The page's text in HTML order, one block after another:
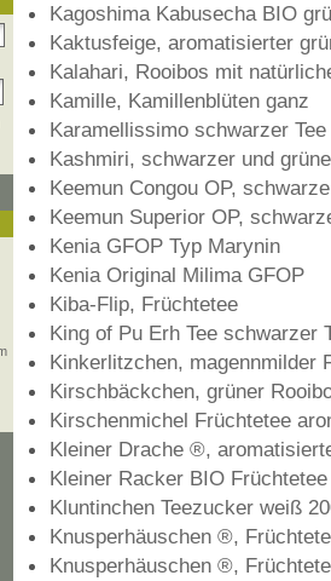
Kagoshima Kabusecha BIO
Kaktusfeige, aromatisierter
Kalahari, Rooibos mit
Kamille, Kamillenblüten ganz
Karamellissimo schwarzer
Kashmiri, schwarzer und
Keemun Congou OP,
Keemun Superior OP,
Kenia GFOP Typ Marynin
Kenia Original Milima GFOP
Kiba-Flip, Früchtetee
King of Pu Erh Tee schwarzer
Kinkerlitzchen, magennmilder
Kirschbäckchen, grüner
Kirschenmichel Früchtetee
Kleiner Drache ®,
Kleiner Racker BIO Früchtetee
Kluntinchen Teezucker weiß
Knusperhäuschen ®,
Knusperhäuschen ®,